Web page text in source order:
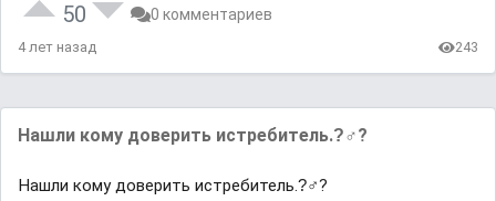
50 0 комментариев
4 лет назад 243
Нашли кому доверить истребитель.?‍♂?
Нашли кому доверить истребитель.?‍♂?